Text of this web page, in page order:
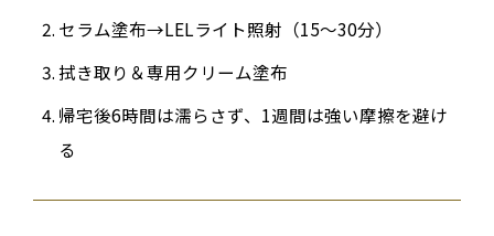
セラム塗布→LELライト照射（15〜30分）
拭き取り＆専用クリーム塗布
帰宅後6時間は濡らさず、1週間は強い摩擦を避け
る